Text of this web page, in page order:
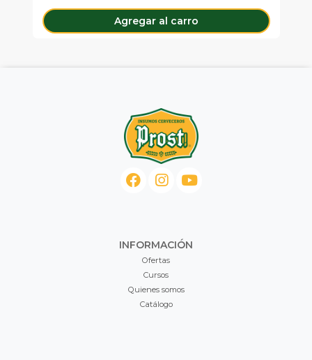
Agregar al carro
INFORMACIÓN
Ofertas
Cursos
Quienes somos
Catálogo